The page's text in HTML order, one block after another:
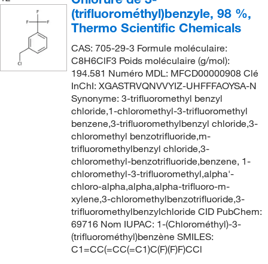
(trifluorométhyl)benzyle, 98 %,
Thermo Scientific Chemicals
CAS: 705-29-3 Formule moléculaire:
C8H6ClF3 Poids moléculaire (g/mol):
194.581 Numéro MDL: MFCD00000908 Clé
InChI: XGASTRVQNVVYIZ-UHFFFAOYSA-N
Synonyme: 3-trifluoromethyl benzyl
chloride,1-chloromethyl-3-trifluoromethyl
benzene,3-trifluoromethylbenzyl chloride,3-
chloromethyl benzotrifluoride,m-
trifluoromethylbenzyl chloride,3-
chloromethyl-benzotrifluoride,benzene, 1-
chloromethyl-3-trifluoromethyl,alpha'-
chloro-alpha,alpha,alpha-trifluoro-m-
xylene,3-chloromethylbenzotrifluoride,3-
trifluoromethylbenzylchloride CID PubChem:
69716 Nom IUPAC: 1-(Chlorométhyl)-3-
(trifluorométhyl)benzène SMILES:
C1=CC(=CC(=C1)C(F)(F)F)CCl